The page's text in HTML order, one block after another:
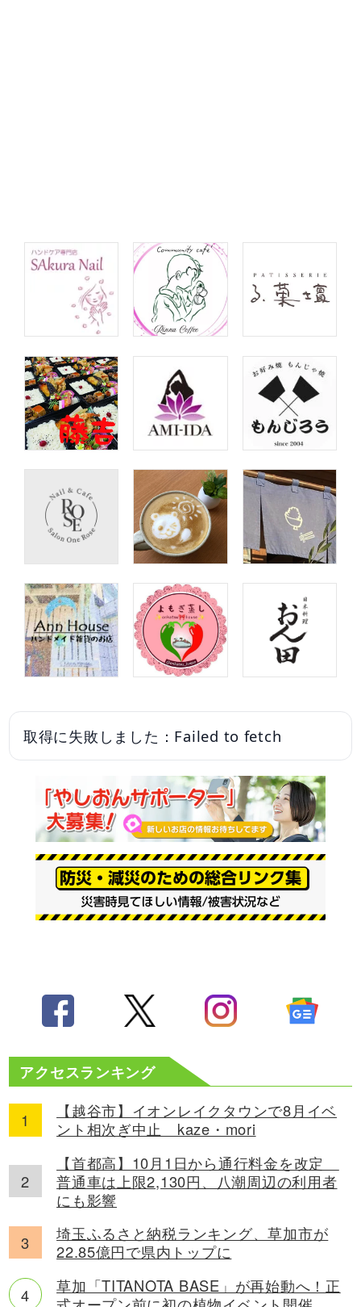
取得に失敗しました：Failed to fetch
アクセスランキング
【越谷市】イオンレイクタウンで8月イベ
ント相次ぎ中止 kaze・mori
【首都高】10月1日から通行料金を改定
普通車は上限2,130円、八潮周辺の利用者
にも影響
埼玉ふるさと納税ランキング、草加市が
22.85億円で県内トップに
草加「TITANOTA BASE」が再始動へ！正